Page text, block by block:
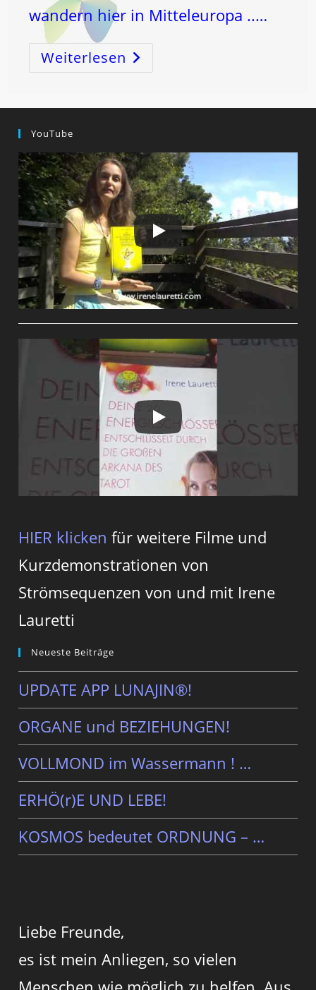
wandern hier in Mitteleuropa ..…
Weiterlesen Weihnachten
In
Der
YouTube
HIER klicken für weitere Filme und
Kurzdemonstrationen von
Strömsequenzen von und mit Irene
Lauretti
Neueste Beiträge
UPDATE APP LUNAJIN®!
ORGANE und BEZIEHUNGEN!
VOLLMOND im Wassermann ! …
ERHÖ(r)E UND LEBE!
KOSMOS bedeutet ORDNUNG – …
Liebe Freunde,
es ist mein Anliegen, so vielen